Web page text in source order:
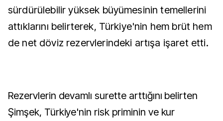
sürdürülebilir yüksek büyümesinin temellerini
attıklarını belirterek, Türkiye'nin hem brüt hem
de net döviz rezervlerindeki artışa işaret etti.
Rezervlerin devamlı surette arttığını belirten
Şimşek, Türkiye'nin risk priminin ve kur